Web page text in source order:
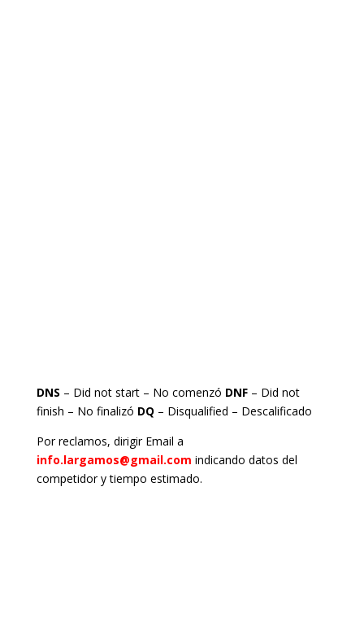
DNS – Did not start – No comenzó DNF– Did not
finish – No finalizó DQ – Disqualified – Descalificado
Por reclamos, dirigir Email a
info.largamos@gmail.com indicando datos del
competidor y tiempo estimado.